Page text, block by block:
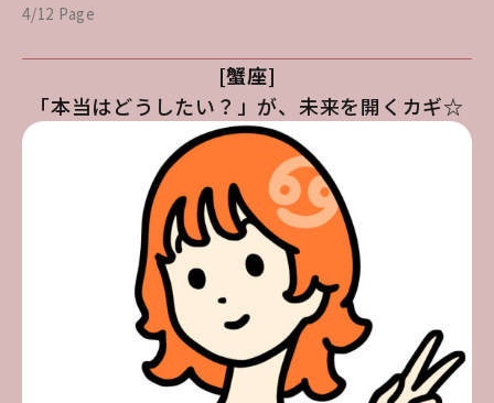
4/12 Page
[蟹座]
「本当はどうしたい？」が、未来を開くカギ☆